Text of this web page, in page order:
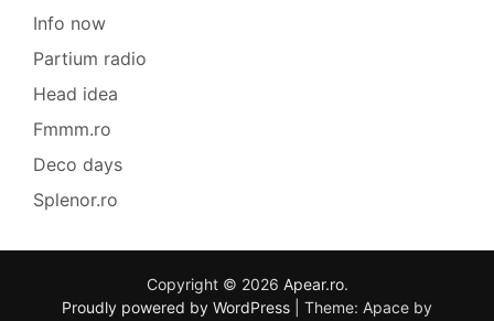
Info now
Partium radio
Head idea
Fmmm.ro
Deco days
Splenor.ro
Copyright © 2026 Apear.ro.
Proudly powered by WordPress
Theme: Apace by